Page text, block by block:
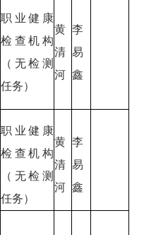
职业健康
检查机构
（无检测
任务）
黄
清
河
李
易
鑫
职业健康
检查机构
（无检测
任务）
黄
清
河
李
易
鑫